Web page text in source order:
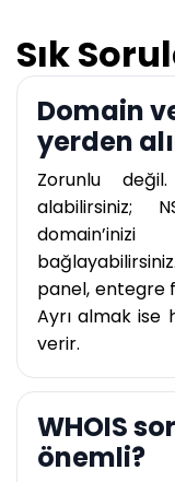
Sık
Domain
yerden
Zorunlu
alabilirsiniz;
panel, entegre
Ayrı almak ise
verir.
WHOIS
önemli?